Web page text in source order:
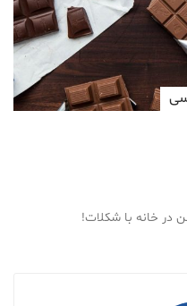
در خانه با شکلات!